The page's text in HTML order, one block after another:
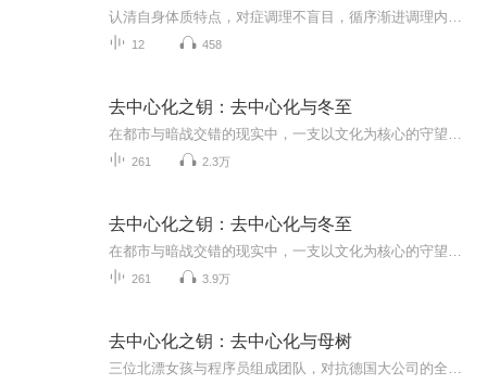
12 458
去中心化之钥：去中心化与冬至
261 2.3万
去中心化之钥：去中心化与冬至
261 3.9万
去中心化之钥：去中心化与母树